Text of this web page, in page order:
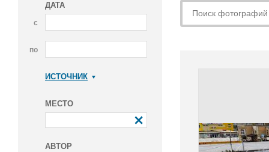
ДАТА
с
по
ИСТОЧНИК
МЕСТО
АВТОР